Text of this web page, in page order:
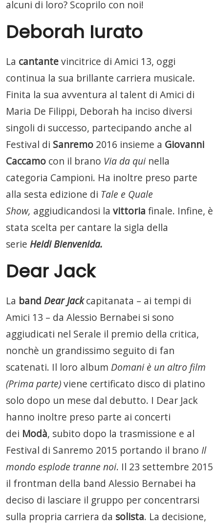
alcuni di loro? Scoprilo con noi!
Deborah Iurato
La cantantevincitrice di Amici 13, oggi
continua la sua brillante carriera musicale.
Finita la sua avventura al talent di Amici di
Maria De Filippi, Deborah ha inciso diversi
singoli di successo, partecipando anche al
Festival di Sanremo 2016 insieme a Giovanni
Caccamo con il brano Via da qui nella
categoria Campioni. Ha inoltre preso parte
alla sesta edizione di Tale e Quale
Show, aggiudicandosi la vittoria finale. Infine, è
stata scelta per cantare la sigla della
serie Heidi Bienvenida.
Dear Jack
La band Dear Jack capitanata – ai tempi di
Amici 13 – da Alessio Bernabei si sono
aggiudicati nel Serale il premio della critica,
nonchè un grandissimo seguito di fan
scatenati. Il loro album Domani è un altro film
(Prima parte)viene certificato disco di platino
solo dopo un mese dal debutto. I Dear Jack
hanno inoltre preso parte ai concerti
dei Modà, subito dopo la trasmissione e al
Festival di Sanremo 2015 portando il brano Il
mondo esplode tranne noi. Il 23 settembre 2015
il frontman della band Alessio Bernabei ha
deciso di lasciare il gruppo per concentrarsi
sulla propria carriera da solista. La decisione,